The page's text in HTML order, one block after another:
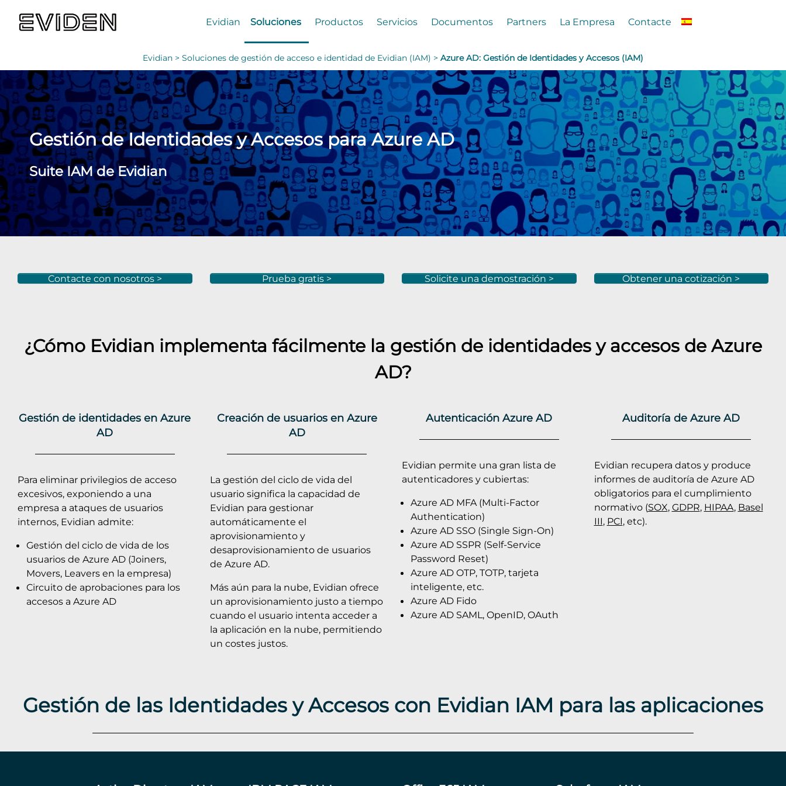
Evidian Soluciones Productos Servicios Documentos Partners La Empresa Contacte
Evidian > Soluciones de gestión de acceso e identidad de Evidian (IAM) > Azure AD: Gestión de Identidades y Accesos (IAM)
Gestión de Identidades y Accesos para Azure AD
Suite IAM de Evidian
Contacte con nosotros > Prueba gratis > Solicite una demostración > Obtener una cotización >
¿Cómo Evidian implementa fácilmente la gestión de identidades y accesos de Azure
AD?
Gestión de identidades en Azure
AD
Para eliminar privilegios de acceso
excesivos, exponiendo a una
empresa a ataques de usuarios
internos, Evidian admite:
Gestión del ciclo de vida de los
usuarios de Azure AD (Joiners,
Movers, Leavers en la empresa)
Circuito de aprobaciones para los
accesos a Azure AD
Creación de usuarios en Azure
AD
La gestión del ciclo de vida del
usuario significa la capacidad de
Evidian para gestionar
automáticamente el
aprovisionamiento y
desaprovisionamiento de usuarios
de Azure AD.
Más aún para la nube, Evidian ofrece
un aprovisionamiento justo a tiempo
cuando el usuario intenta acceder a
la aplicación en la nube, permitiendo
un costes justos.
Autenticación Azure AD
Evidian permite una gran lista de
autenticadores y cubiertas:
Azure AD MFA (Multi-Factor
Authentication)
Azure AD SSO (Single Sign-On)
Azure AD SSPR (Self-Service
Password Reset)
Azure AD OTP, TOTP, tarjeta
inteligente, etc.
Azure AD Fido
Azure AD SAML, OpenID, OAuth
Auditoría de Azure AD
Evidian recupera datos y produce
informes de auditoría de Azure AD
obligatorios para el cumplimiento
normativo (SOX, GDPR, HIPAA, Basel
III, PCI, etc).
Gestión de las Identidades y Accesos con Evidian IAM para las aplicaciones